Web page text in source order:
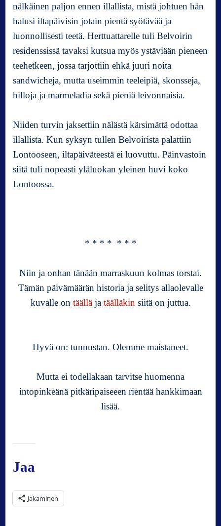
nälkäinen paljon ennen illallista, mistä johtuen hän
halusi iltapäivisin jotain pientä syötävää ja
luonnollisesti teetä. Herttuattarelle tuli Belvoirin
residenssissä tavaksi kutsua myös ystäviään pieneen
teehetkeen, jossa tarjottiin ehkä juuri noita
sandwicheja, mutta useimmin teeleipiä, skonsseja,
hilloja ja marmeladia sekä pieniä leivonnaisia.
Niiden turvin jaksettiin nälästä kärsimättä odottaa
illallista. Kun syksyn tullen Belvoirista palattiin
Lontooseen, iltapäiväteestä ei luovuttu. Päinvastoin
siitä tuli nopeasti yläluokan yleinen huvi koko
Lontoossa.
* * * * * * *
Niin ja onhan tänään marraskuun kolmas torstai.
Tämän päivämäärän historia ja selitys allaolevalle
kuvalle on täälläja täälläkin siitä on juttua.
Hyvä on: tunnustan. Olemme maistaneet.
Mutta ei todellakaan tarvitse huomenna
intopinkeänä pitkäripaiseeen rientää hankkimaan
lisää.
Jaa
Jakaminen